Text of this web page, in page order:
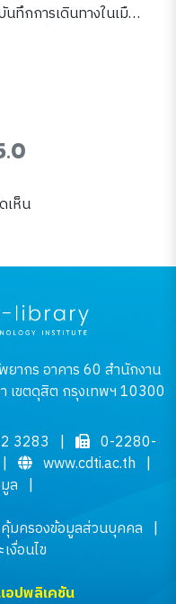
นทึกการเดินทางในเมือง
เห็น
ากร อาคาร 60 สำนักงาน
เขตดุสิต กรุงเทพฯ 10300
3283 |
0-2280-
| www.cdti.ac.th |
ล |
คุ้มครองข้อมูลส่วนบุคคล |
งื่อนไข
อปพลิเคชัน